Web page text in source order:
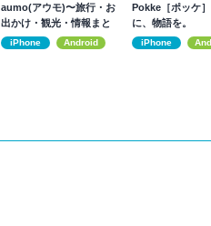
aumo(アウモ)〜旅行・お
出かけ・観光・情報まと
めアプリ〜
iPhone Android
Pokke［ポッケ
に、物語を。
iPhone